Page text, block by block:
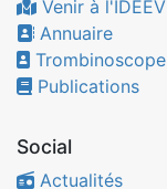
Venir à l'IDEEV
Annuaire
Trombinoscope
Publications
Social
Actualités